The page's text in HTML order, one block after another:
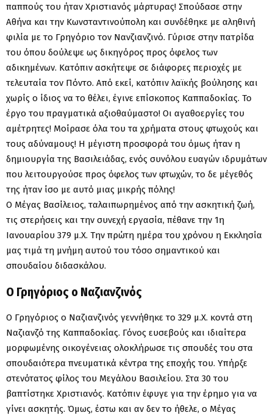
παππούς του ήταν Χριστιανός μάρτυρας! Σπούδασε στην
Αθήνα και την Κωνσταντινούπολη και συνδέθηκε με αληθινή
φιλία με το Γρηγόριο τον Νανζιανζινό. Γύρισε στην πατρίδα
του όπου δούλεψε ως δικηγόρος προς όφελος των
αδικημένων. Κατόπιν ασκήτεψε σε διάφορες περιοχές με
τελευταία τον Πόντο. Από εκεί, κατόπιν λαϊκής βούλησης και
χωρίς ο ίδιος να το θέλει, έγινε επίσκοπος Καππαδοκίας. Το
έργο του πραγματικά αξιοθαύμαστο! Οι αγαθοεργίες του
αμέτρητες! Μοίρασε όλα του τα χρήματα στους φτωχούς και
τους αδύναμους! Η μέγιστη προσφορά του όμως ήταν η
δημιουργία της Βασιλειάδας, ενός συνόλου ευαγών ιδρυμάτων
που λειτουργούσε προς όφελος των φτωχών, το δε μέγεθός
της ήταν ίσο με αυτό μιας μικρής πόλης!
Ο Μέγας Βασίλειος, ταλαιπωρημένος από την ασκητική ζωή,
τις στερήσεις και την συνεχή εργασία, πέθανε την 1η
Ιανουαρίου 379 μ.Χ. Την πρώτη ημέρα του χρόνου η Εκκλησία
μας τιμά τη μνήμη αυτού του τόσο σημαντικού και
σπουδαίου διδασκάλου.
Ο Γρηγόριος ο Ναζιανζινός
Ο Γρηγόριος ο Ναζιανζινός γεννήθηκε το 329 μ.Χ. κοντά στη
Ναζιανζό της Καππαδοκίας. Γόνος ευσεβούς και ιδιαίτερα
μορφωμένης οικογένειας ολοκλήρωσε τις σπουδές του στα
σπουδαιότερα πνευματικά κέντρα της εποχής του. Υπήρξε
στενότατος φίλος του Μεγάλου Βασιλείου. Στα 30 του
βαπτίστηκε Χριστιανός. Κατόπιν έφυγε για την έρημο για να
γίνει ασκητής. Όμως, έστω και αν δεν το ήθελε, ο Μέγας